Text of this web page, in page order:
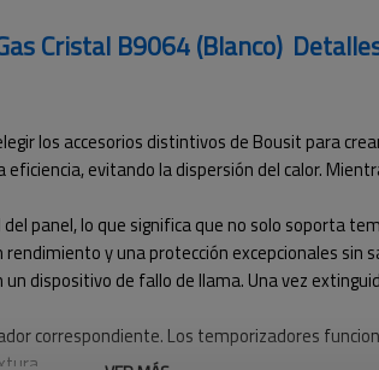
Cristal B9064 (blanco)
los accesorios distintivos de Bousit para
evitando la dispersión del calor.
panel, lo que significa que no solo soporta
y una protección excepcionales sin
un dispositivo de fallo de llama. Una vez
correspondiente. Los temporizadores